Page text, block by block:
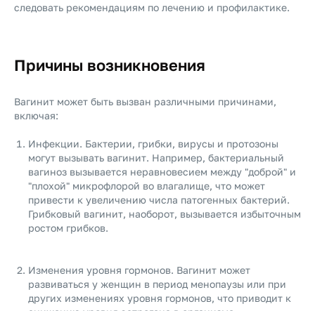
следовать рекомендациям по лечению и профилактике.
Причины возникновения
Вагинит может быть вызван различными причинами,
включая:
Инфекции. Бактерии, грибки, вирусы и протозоны
могут вызывать вагинит. Например, бактериальный
вагиноз вызывается неравновесием между "доброй" и
"плохой" микрофлорой во влагалище, что может
привести к увеличению числа патогенных бактерий.
Грибковый вагинит, наоборот, вызывается избыточным
ростом грибков.
Изменения уровня гормонов. Вагинит может
развиваться у женщин в период менопаузы или при
других изменениях уровня гормонов, что приводит к